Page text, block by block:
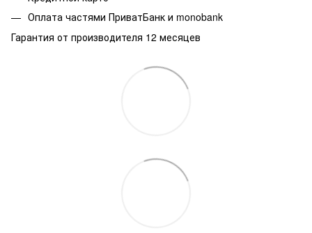
Оплата частями ПриватБанк и monobank
Гарантия от производителя 12 месяцев